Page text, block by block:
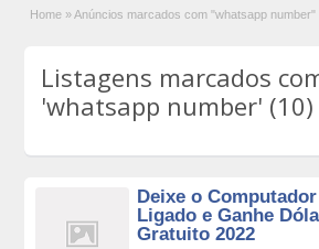
Home » Anúncios marcados com "whatsapp number"
Listagens marcados
'whatsapp number' (10)
Deixe o Computador
Ligado e Ganhe
Gratuito 2022